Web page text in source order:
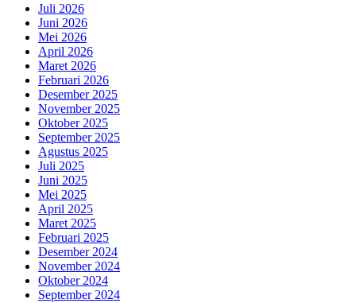
Juli 2026
Juni 2026
Mei 2026
April 2026
Maret 2026
Februari 2026
Desember 2025
November 2025
Oktober 2025
September 2025
Agustus 2025
Juli 2025
Juni 2025
Mei 2025
April 2025
Maret 2025
Februari 2025
Desember 2024
November 2024
Oktober 2024
September 2024